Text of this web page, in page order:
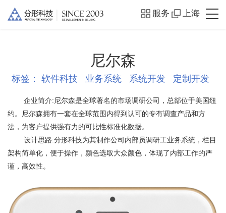
服务 上海
尼尔森
标签： 软件科技 业务系统 系统开发 定制开发
企业简介:尼尔森是全球著名的市场调研公司，总部位于美国纽
约。尼尔森拥有一套在全球范围内得到认可的专有调查产品和方
法，为客户提供强有力的可比性标准化数据。
设计思路:分形科技为其制作公司内部员调研工业务系统，栏目
架构简单化，便于操作，颜色选取大众颜色，体现了内部工作的严
谨，高效性。